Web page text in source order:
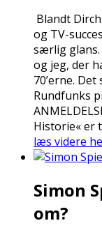
Blandt
og TV-
særlig glans.
og jeg, der
70’erne.
Rundfunks
Historie« er
læs videre
Simon
om?